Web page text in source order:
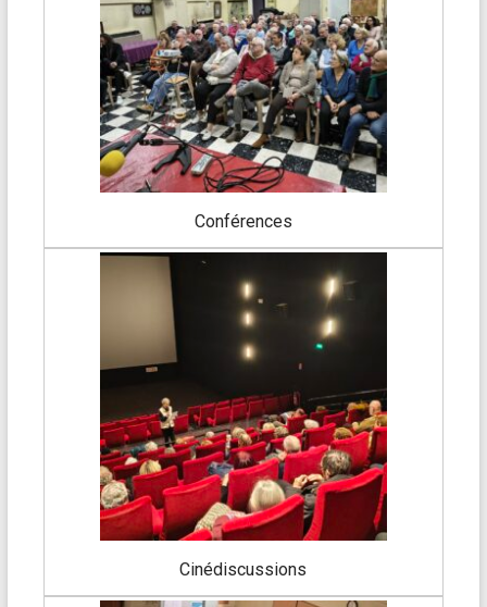
Conférences
Cinédiscussions